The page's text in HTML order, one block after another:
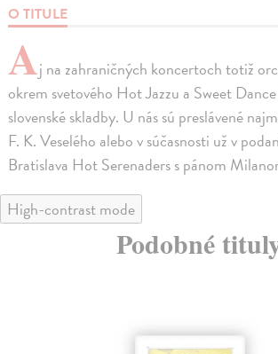
O TITULE
Aj na zahraničných koncertoch totiž
okrem svetového Hot Jazzu a Sweet
slovenské skladby. U nás sú preslávené
F. K. Veselého alebo v súčasnosti už v
Bratislava Hot Serenaders s pánom
High-contrast mode
Podobné